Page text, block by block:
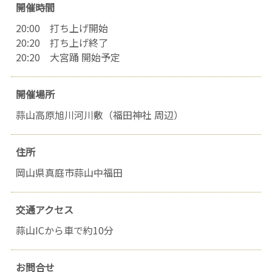
開催時間
20:00 打ち上げ開始
20:20 打ち上げ終了
20:20 大宮踊 開始予定
開催場所
蒜山高原旭川河川敷（福田神社 周辺）
住所
岡山県真庭市蒜山中福田
交通アクセス
蒜山ICから車で約10分
お問合せ